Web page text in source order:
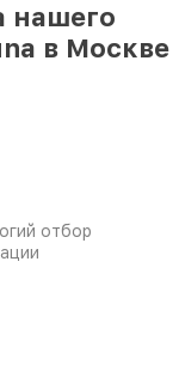
нашего
в Москве
отбор